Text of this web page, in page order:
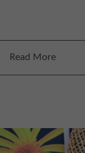
Read More